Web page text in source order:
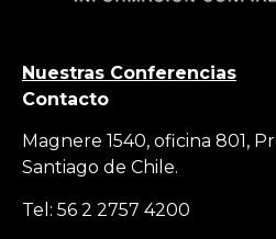
Nuestras Conferencias
Contacto
Magnere 1540, oficina 801,
Santiago de Chile.
Tel: 56 2 2757 4200